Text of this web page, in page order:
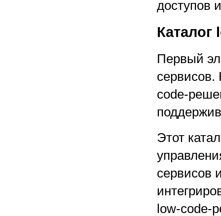
доступов
Каталог
Первый
сервисов.
code-
Этот
сервисов
low-code-